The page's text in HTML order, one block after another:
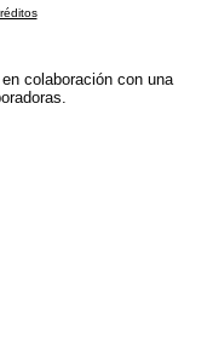
colaboración con una